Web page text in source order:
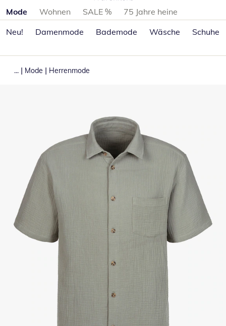
Produktkategorien überspringen
Mode Wohnen SALE %
75 Jahre heine
Neu!
Damenmode Bademode Wäsche Schuhe
... | Mode | Herrenmode